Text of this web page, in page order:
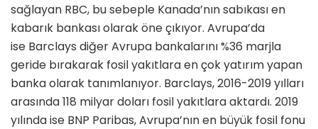
sağlayan RBC, bu sebeple Kanada’nın sabıkası en
kabarık bankası olarak öne çıkıyor. Avrupa’da
ise Barclays diğer Avrupa bankalarını %36 marjla
geride bırakarak fosil yakıtlara en çok yatırım yapan
banka olarak tanımlanıyor. Barclays, 2016-2019 yılları
arasında 118 milyar doları fosil yakıtlara aktardı. 2019
yılında ise BNP Paribas, Avrupa’nın en büyük fosil fonu